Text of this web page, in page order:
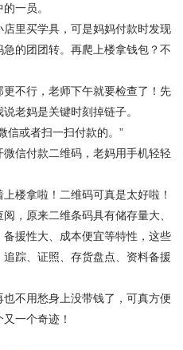
一员。
里买学具，可是妈妈付款时发现
的团团转。再爬上楼拿钱包？不
不行，老师下午就要检查了！先
老妈是关键时刻掉链子。
或者扫一扫付款的。”
信付款二维码，老妈用手机轻轻
拿啦！二维码可真是太好啦！
原来二维条码具有储存量大、
援性大、成本便宜等特性，这些
踪、证照、存货盘点、资料备援
不用愁身上没带钱了，可真方便
一个奇迹！